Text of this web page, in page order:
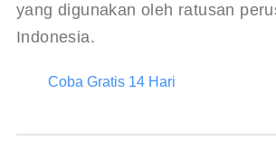
yang digunakan oleh ratusan
Indonesia.
Coba Gratis 14 Hari